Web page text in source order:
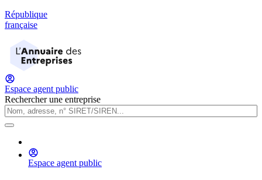
République
française
Espace agent public
Rechercher une entreprise
Espace agent public